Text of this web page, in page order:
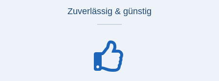
Zuverlässig & günstig